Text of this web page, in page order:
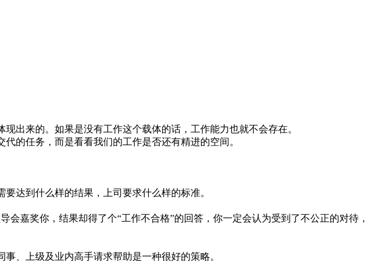
出来的。如果是没有工作这个载体的话，工作能力也就不会存在。
的任务，而是看看我们的工作是否还有精进的空间。
达到什么样的结果，上司要求什么样的标准。
嘉奖你，结果却得了个“工作不合格”的回答，你一定会认为受到了不公正的对待，
、上级及业内高手请求帮助是一种很好的策略。